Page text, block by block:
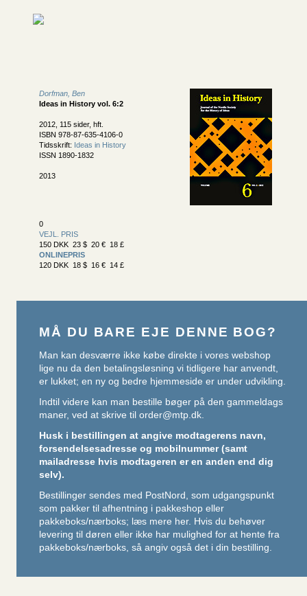
Dorfman, Ben
Ideas in History vol. 6:2
2012, 115 sider, hft.
ISBN 978-87-635-4106-0
Tidsskrift: Ideas in History
ISSN 1890-1832
2013
0
VEJL. PRIS
150 DKK 23 $ 20 € 18 £
ONLINEPRIS
120 DKK 18 $ 16 € 14 £
MÅ DU BARE EJE DENNE BOG?
Man kan desværre ikke købe direkte i vores webshop
lige nu da den betalingsløsning vi tidligere har anvendt,
er lukket; en ny og bedre hjemmeside er under udvikling.
Indtil videre kan man bestille bøger på den gammeldags
maner, ved at skrive til order@mtp.dk.
Husk i bestillingen at angive modtagerens navn,
forsendelsesadresse og mobilnummer (samt
mailadresse hvis modtageren er en anden end dig
selv).
Bestillinger sendes med PostNord, som udgangspunkt
som pakker til afhentning i pakkeshop eller
pakkeboks/nærboks; læs mere her. Hvis du behøver
levering til døren eller ikke har mulighed for at hente fra
pakkeboks/nærboks, så angiv også det i din bestilling.